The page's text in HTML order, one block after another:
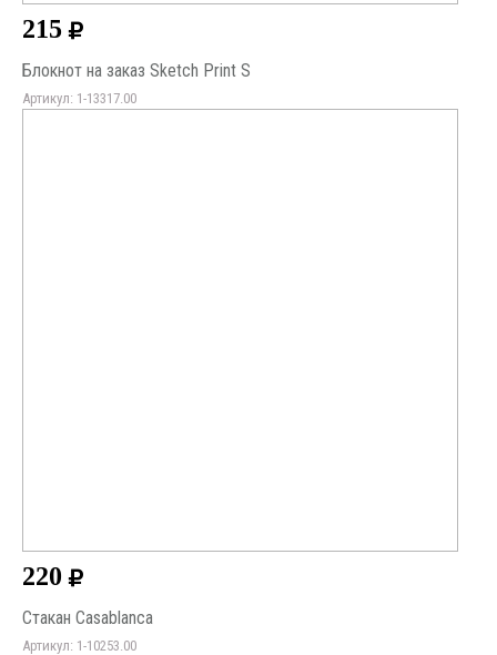
215
Блокнот на заказ Sketch Print S
Артикул: 1-13317.00
220
Стакан Casablanca
Артикул: 1-10253.00